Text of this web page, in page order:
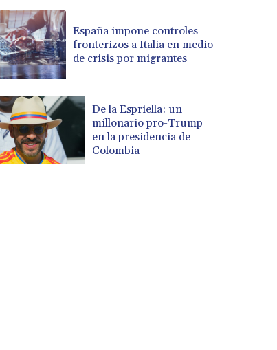
España impone controles
fronterizos a Italia en medio
de crisis por migrantes
De la Espriella: un
millonario pro-Trump
en la presidencia de
Colombia